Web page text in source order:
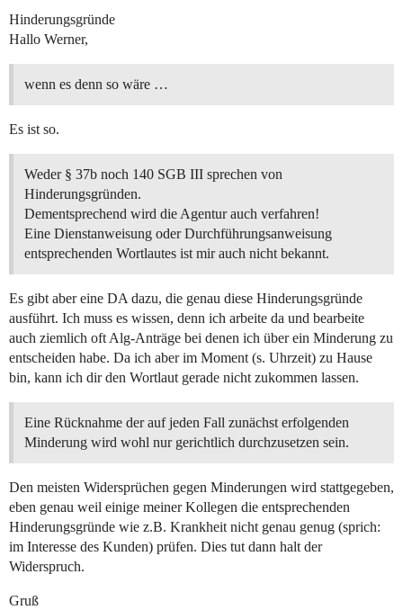
Hinderungsgründe
Hallo Werner,
wenn es denn so wäre …
Es ist so.
Weder § 37b noch 140 SGB III sprechen von
Hinderungsgründen.
Dementsprechend wird die Agentur auch verfahren!
Eine Dienstanweisung oder Durchführungsanweisung
entsprechenden Wortlautes ist mir auch nicht bekannt.
Es gibt aber eine DA dazu, die genau diese Hinderungsgründe
ausführt. Ich muss es wissen, denn ich arbeite da und bearbeite
auch ziemlich oft Alg-Anträge bei denen ich über ein Minderung zu
entscheiden habe. Da ich aber im Moment (s. Uhrzeit) zu Hause
bin, kann ich dir den Wortlaut gerade nicht zukommen lassen.
Eine Rücknahme der auf jeden Fall zunächst erfolgenden
Minderung wird wohl nur gerichtlich durchzusetzen sein.
Den meisten Widersprüchen gegen Minderungen wird stattgegeben,
eben genau weil einige meiner Kollegen die entsprechenden
Hinderungsgründe wie z.B. Krankheit nicht genau genug (sprich:
im Interesse des Kunden) prüfen. Dies tut dann halt der
Widerspruch.
Gruß